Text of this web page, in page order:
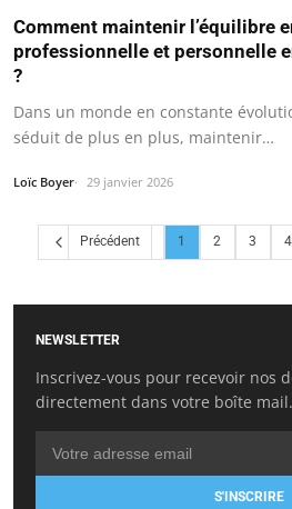
Comment maintenir l’équilibre
professionnelle et personnelle
?
Dans un monde en constante
séduit de plus en plus, maintenir…
Loïc Boyer 29 janvier 2026
Précédent 1 2 3 4
NEWSLETTER
Inscrivez-vous pour recevoir nos
directement dans votre boîte mail.
S'INSCRIRE